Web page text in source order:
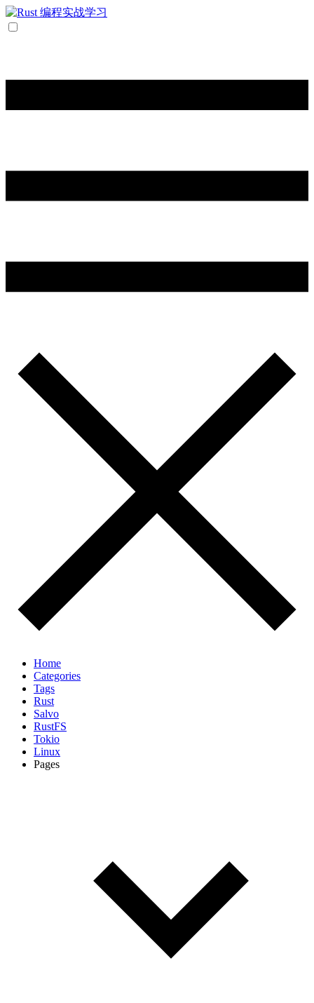
Home
Categories
Tags
Rust
Salvo
RustFS
Tokio
Linux
Pages